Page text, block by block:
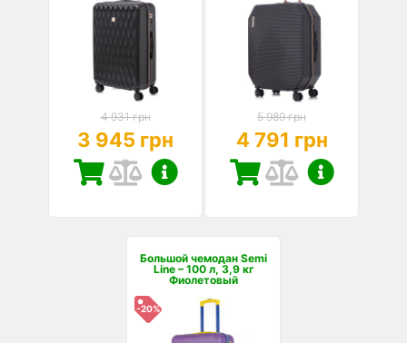
4 931 грн
3 945 грн
5 989 грн
4 791 грн
Большой чемодан Semi
Line – 100 л, 3,9 кг
Фиолетовый
-20%